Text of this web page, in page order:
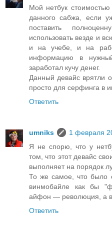
Мой нетбук
данного сабжа, если
поставить
использовать везде и
и на учебе, и на
информацию в
заработал кучу денег.
Данный девайс врятли
просто для серфинга в
Ответить
umniks
1 февраля
Я не спорю, что у
том, что этот девайс
выполняет на порядок
То же самое, что было
винмобайле как бы
айфон — революция, а
Ответить